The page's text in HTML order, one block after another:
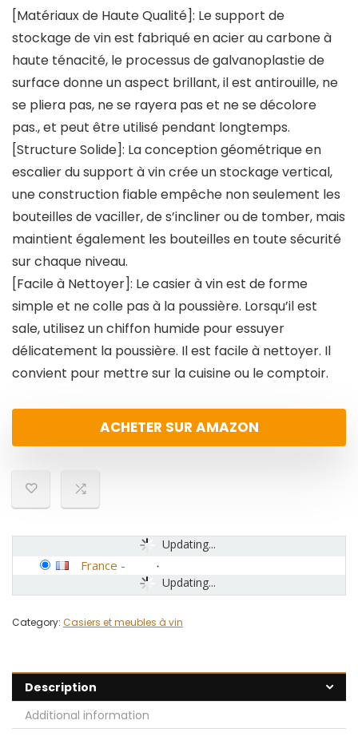
[Matériaux de Haute Qualité]: Le support de
stockage de vin est fabriqué en acier au carbone à
haute ténacité, le processus de galvanoplastie de
surface donne un aspect brillant, il est antirouille, ne
se pliera pas, ne se rayera pas et ne se décolore
pas., et peut être utilisé pendant longtemps.
[Structure Solide]: La conception géométrique en
escalier du support à vin crée un stockage vertical,
une construction fiable empêche non seulement les
bouteilles de vaciller, de s’incliner ou de tomber, mais
maintient également les bouteilles en toute sécurité
sur chaque niveau.
[Facile à Nettoyer]: Le casier à vin est de forme
simple et ne colle pas à la poussière. Lorsqu’il est
sale, utilisez un chiffon humide pour essuyer
délicatement la poussière. Il est facile à nettoyer. Il
convient pour mettre sur la cuisine ou le comptoir.
ACHETER SUR AMAZON
Updating...
Updating...
France -
Category: Casiers et meubles à vin
Description
Additional information